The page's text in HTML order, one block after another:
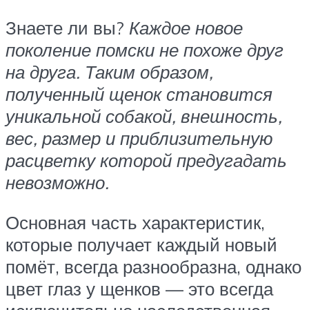
Знаете ли вы? Каждое новое
поколение помски не похоже друг
на друга. Таким образом,
полученный щенок становится
уникальной собакой, внешность,
вес, размер и приблизительную
расцветку которой предугадать
невозможно.
Основная часть характеристик,
которые получает каждый новый
помёт, всегда разнообразна, однако
цвет глаз у щенков — это всегда